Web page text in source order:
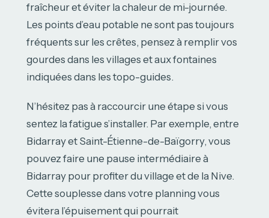
fraîcheur et éviter la chaleur de mi-journée.
Les points d’eau potable ne sont pas toujours
fréquents sur les crêtes, pensez à remplir vos
gourdes dans les villages et aux fontaines
indiquées dans les topo-guides.
N’hésitez pas à raccourcir une étape si vous
sentez la fatigue s’installer. Par exemple, entre
Bidarray et Saint-Étienne-de-Baïgorry, vous
pouvez faire une pause intermédiaire à
Bidarray pour profiter du village et de la Nive.
Cette souplesse dans votre planning vous
évitera l’épuisement qui pourrait